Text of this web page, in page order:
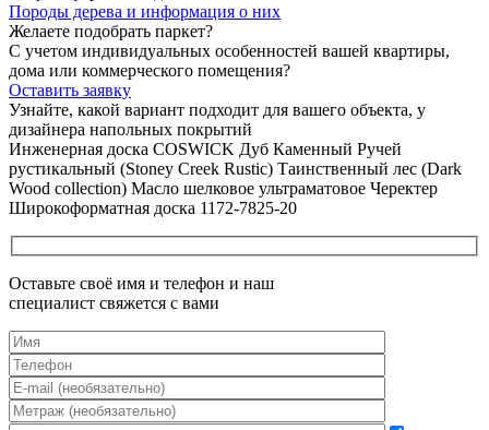
Породы дерева и информация о них
Желаете подобрать паркет?
С учетом индивидуальных особенностей вашей квартиры,
дома или коммерческого помещения?
Оставить заявку
Узнайте, какой вариант подходит для вашего объекта, у
дизайнера напольных покрытий
Инженерная доска COSWICK Дуб Каменный Ручей
рустикальный (Stoney Creek Rustic) Таинственный лес (Dark
Wood collection) Масло шелковое ультраматовое Черектер
Широкоформатная доска 1172-7825-20
Оставьте своё имя и телефон и наш
специалист свяжется с вами